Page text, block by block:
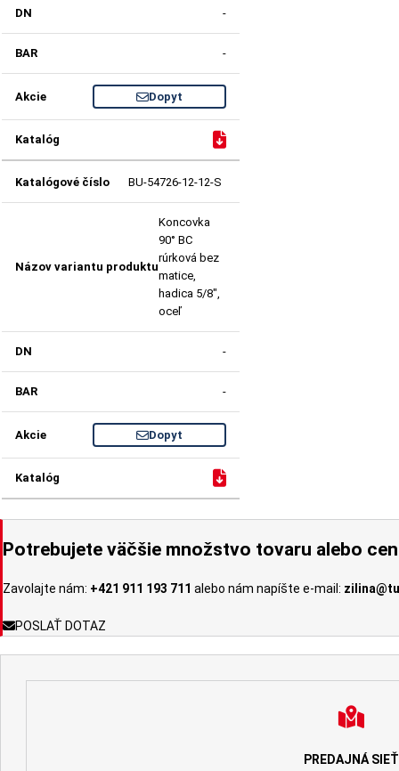
-
-
Dopyt
BU-54726-12-12-S
Koncovka
90° BC
rúrková bez
matice,
hadica 5/8",
oceľ
-
-
Dopyt
Potrebujete väčšie množstvo tovaru alebo
Zavolajte nám: +421 911 193 711 alebo nám napíšte e-mail:
POSLAŤ DOTAZ
PREDAJNÁ SIEŤ